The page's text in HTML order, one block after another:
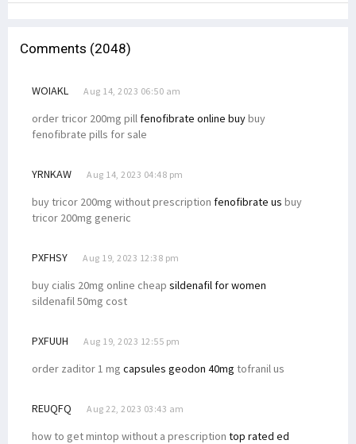
Comments (2048)
WOIAKL Aug 14, 2023 06:50 am
order tricor 200mg pill fenofibrate online buybuy
fenofibrate pills for sale
YRNKAW Aug 14, 2023 04:48 pm
buy tricor 200mg without prescription fenofibrate us buy
tricor 200mg generic
PXFHSY Aug 19, 2023 12:38 pm
buy cialis 20mg online cheap sildenafil for women
sildenafil 50mg cost
PXFUUH Aug 19, 2023 12:55 pm
order zaditor 1 mg capsules geodon 40mg tofranil us
REUQFQ Aug 22, 2023 03:43 am
how to get mintop without a prescription top rated ed